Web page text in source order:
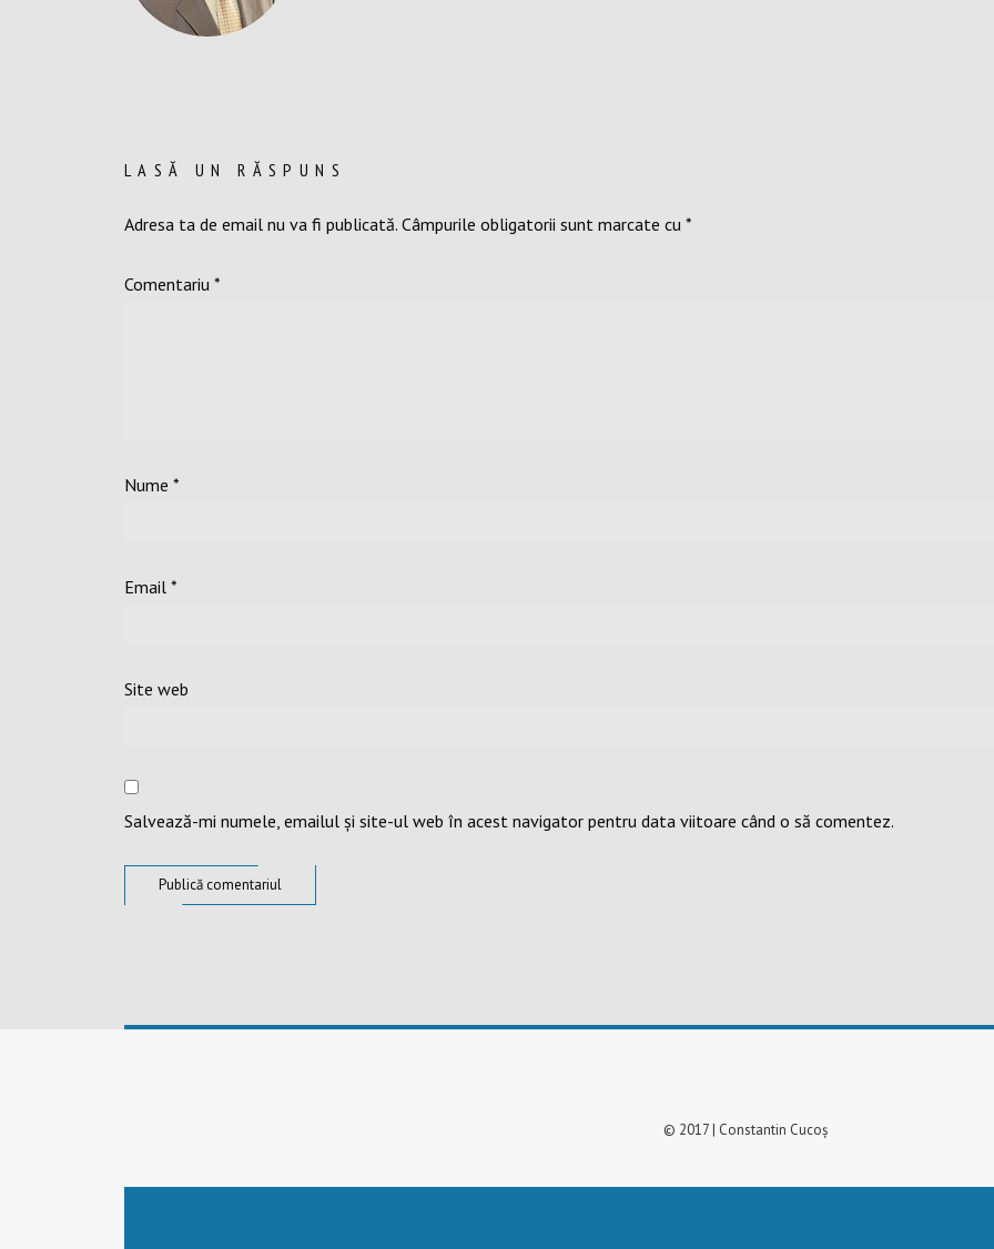
LASĂ UN RĂSPUNS
Adresa ta de email nu va fi publicată. Câmpurile obligatorii sunt marcate cu *
Comentariu *
Nume *
Email *
Site web
Salvează-mi numele, emailul și site-ul web în acest navigator pentru data viitoare când o să comentez.
© 2017 | Constantin Cucoș